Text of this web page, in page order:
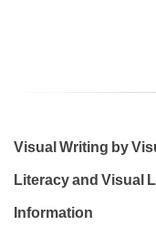
Visual Writing by
Literacy and Visual
Information